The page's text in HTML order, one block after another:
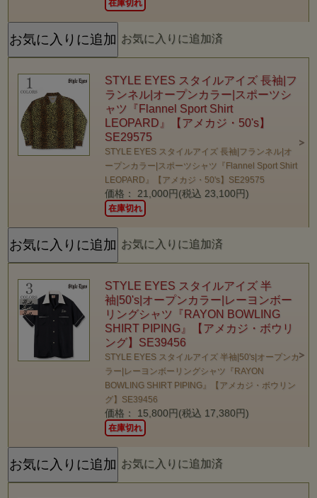
在庫切れ
お気に入りに追加済
STYLE EYES スタイルアイズ 長袖|フ
ランネル|オープンカラー|スポーツシ
ャツ『Flannel Sport Shirt
LEOPARD』【アメカジ・50's】
SE29575
STYLE EYES スタイルアイズ 長袖|フランネル|オ
ープンカラー|スポーツシャツ『Flannel Sport Shirt
LEOPARD』【アメカジ・50's】SE29575
価格： 21,000円(税込 23,100円)
在庫切れ
お気に入りに追加済
STYLE EYES スタイルアイズ 半
袖|50's|オープンカラー|レーヨンボー
リングシャツ『RAYON BOWLING
SHIRT PIPING』【アメカジ・ボウリ
ング】SE39456
STYLE EYES スタイルアイズ 半袖|50's|オープンカ
ラー|レーヨンボーリングシャツ『RAYON
BOWLING SHIRT PIPING』【アメカジ・ボウリン
グ】SE39456
価格： 15,800円(税込 17,380円)
在庫切れ
お気に入りに追加済